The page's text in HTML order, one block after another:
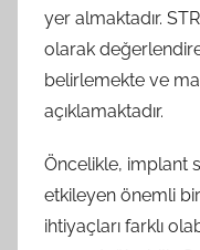
yer almaktadır.
olarak
belirlemekte ve
açıklamaktadır.
Öncelikle, implant
etkileyen önemli
ihtiyaçları farklı